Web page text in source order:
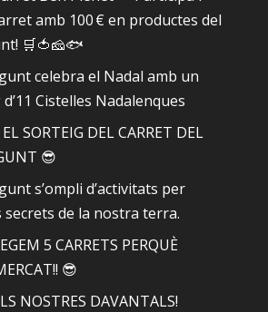
amb 100 € en productes del
🛒🍅🧀🐟
celebra el Nadal amb un
Cistelles Nadalenques
SORTEIG DEL CARRET DEL
😎
s’ompli d’activitats per
secrets de la nostra terra.
5 CARRETS PERQUÈ
😎
NOSTRES DAVANTALS!